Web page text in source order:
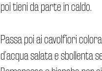
poi tieni da parte in caldo.
Passa poi ai cavolfiori
d’acqua salata e sbollenta